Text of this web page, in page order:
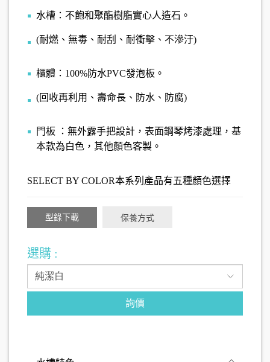
水槽：不飽和聚酯樹脂實心人造石。
(耐燃、無毒、耐刮、耐衝擊、不滲汙)
櫃體：100%防水PVC發泡板。
(回收再利用、壽命長、防水、防腐)
門板 ：無外露手把設計，表面鋼琴烤漆處理，基
本款為白色，其他顏色客製。
SELECT BY COLOR本系列產品有五種顏色選擇
型錄下載 保養方式
選購 :
詢價